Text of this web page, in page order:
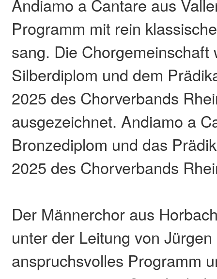
Andiamo a Cantare aus
Programm mit rein
sang. Die Chorgemeinschaft
Silberdiplom und dem
2025 des Chorverbands
ausgezeichnet. Andiamo a
Bronzediplom und das
2025 des Chorverbands
Der Männerchor aus
unter der Leitung von
anspruchsvolles Programm